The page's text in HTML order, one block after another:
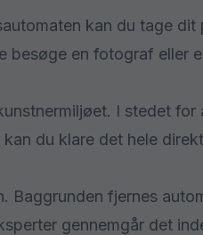
kan du tage dit
besøge en fotograf eller
I stedet for
du klare det hele
Baggrunden fjernes
gennemgår det